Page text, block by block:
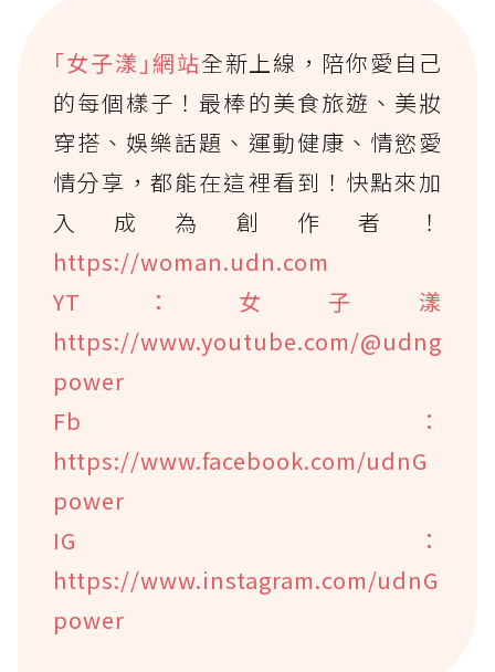
｢女子漾｣網站全新上線，陪你愛自己
的每個樣子！最棒的美食旅遊、美妝
穿搭、娛樂話題、運動健康、情慾愛
情分享，都能在這裡看到！快點來加
入成為創作者！
https://woman.udn.com
YT：女子漾
https://www.youtube.com/@udng
power
Fb：
https://www.facebook.com/udnG
power
IG：
https://www.instagram.com/udnG
power